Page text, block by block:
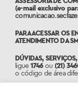
(e-mail exclusivo
PARA ACESSAR OS
ATENDIMENTO DA
DÚVIDAS,
ligue1746ou (21)
o código de área